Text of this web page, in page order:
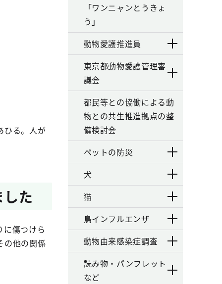
ひる。人が
た
に傷つけら
の他の関係
「ワンニャンとうきょ
う」
動物愛護推進員
東京都動物愛護管理審
議会
都民等との協働による動
物との共生推進拠点の整
備検討会
ペットの防災
犬
猫
鳥インフルエンザ
動物由来感染症調査
読み物・パンフレット
など